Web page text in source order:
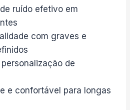
ruído efetivo em
com graves e
de
e confortável para longas